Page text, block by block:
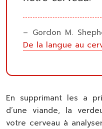
– Gordon M.
De la langue au
En supprimant les a
d’une viande, la
votre cerveau à